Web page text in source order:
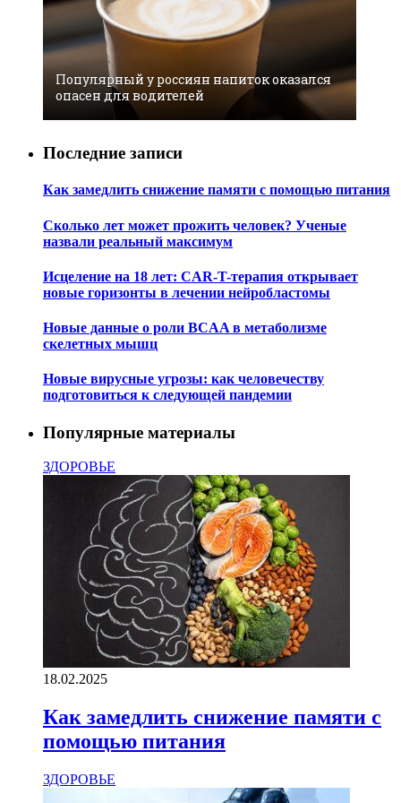
Популярный у россиян напиток оказался
опасен для водителей
Последние записи
Как замедлить снижение памяти с помощью питания
Сколько лет может прожить человек? Ученые
назвали реальный максимум
Исцеление на 18 лет: CAR-T-терапия открывает
новые горизонты в лечении нейробластомы
Новые данные о роли BCAA в метаболизме
скелетных мышц
Новые вирусные угрозы: как человечеству
подготовиться к следующей пандемии
Популярные материалы
ЗДОРОВЬЕ
18.02.2025
Как замедлить снижение памяти с
помощью питания
ЗДОРОВЬЕ